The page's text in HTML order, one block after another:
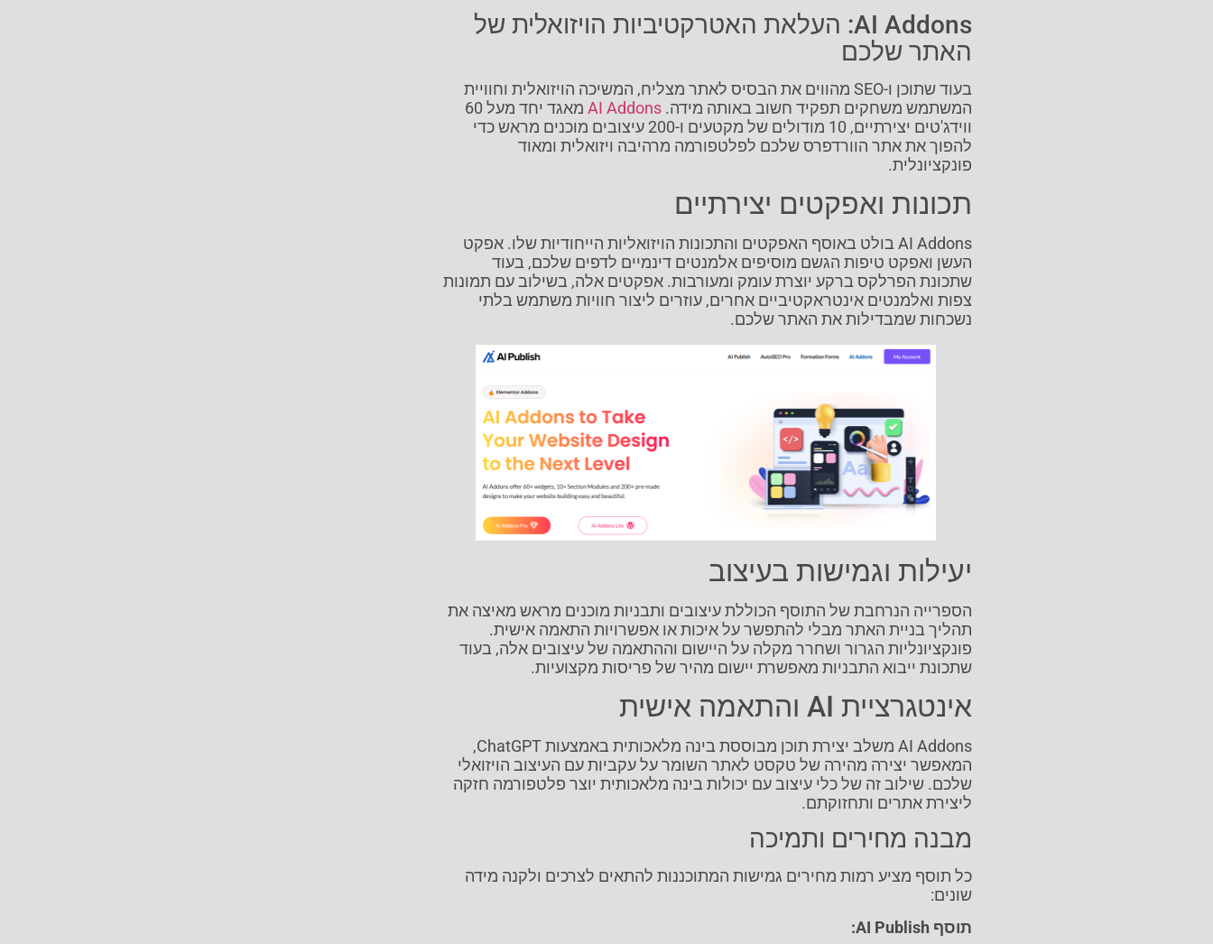
AI Addons: העלאת האטרקטיביות הויזואלית של
האתר שלכם
בעוד שתוכן ו-SEO מהווים את הבסיס לאתר מצליח, המשיכה הויזואלית וחוויית
המשתמש משחקים תפקיד חשוב באותה מידה. AI Addons
מאגד יחד מעל 60
ווידג'טים יצירתיים, 10 מודולים של מקטעים ו-200 עיצובים מוכנים מראש כדי
להפוך את אתר הוורדפרס שלכם לפלטפורמה מרהיבה ויזואלית ומאוד
פונקציונלית.
תכונות ואפקטים יצירתיים
AI Addons בולט באוסף האפקטים והתכונות הויזואליות הייחודיות שלו. אפקט
העשן ואפקט טיפות הגשם מוסיפים אלמנטים דינמיים לדפים שלכם, בעוד
שתכונת הפרלקס ברקע יוצרת עומק ומעורבות. אפקטים אלה, בשילוב עם תמונות
צפות ואלמנטים אינטראקטיביים אחרים, עוזרים ליצור חוויות משתמש בלתי
נשכחות שמבדילות את האתר שלכם.
יעילות וגמישות בעיצוב
הספרייה הנרחבת של התוסף הכוללת עיצובים ותבניות מוכנים מראש מאיצה את
תהליך בניית האתר מבלי להתפשר על איכות או אפשרויות התאמה אישית.
פונקציונליות הגרור ושחרר מקלה על היישום וההתאמה של עיצובים אלה, בעוד
שתכונת ייבוא התבניות מאפשרת יישום מהיר של פריסות מקצועיות.
אינטגרציית AI והתאמה אישית
AI Addons משלב יצירת תוכן מבוססת בינה מלאכותית באמצעות ChatGPT,
המאפשר יצירה מהירה של טקסט לאתר השומר על עקביות עם העיצוב הויזואלי
שלכם. שילוב זה של כלי עיצוב עם יכולות בינה מלאכותית יוצר פלטפורמה חזקה
ליצירת אתרים ותחזוקתם.
מבנה מחירים ותמיכה
כל תוסף מציע רמות מחירים גמישות המתוכננות להתאים לצרכים ולקנה מידה
שונים:
תוסף AI Publish: